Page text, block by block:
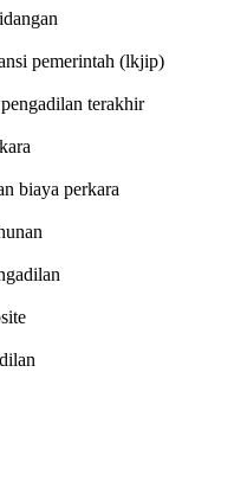
pemerintah (lkjip)
terakhir
biaya perkara